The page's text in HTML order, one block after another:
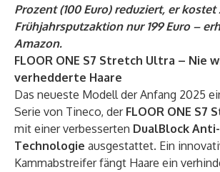
Prozent (100 Euro) reduziert, er kostet
Frühjahrsputzaktion nur 199 Euro –
Amazon.
FLOOR ONE S7 Stretch Ultra – Nie
verhedderte Haare
Das neueste Modell der Anfang 2025
Serie von Tineco, der FLOOR ONE S7
mit einer verbesserten DualBlock
Technologie ausgestattet. Ein
Kammabstreifer fängt Haare ein